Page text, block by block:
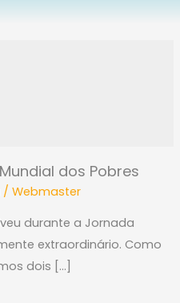
dos Pobres
/Webmaster
durante a Jornada
extraordinário. Como
dois […]